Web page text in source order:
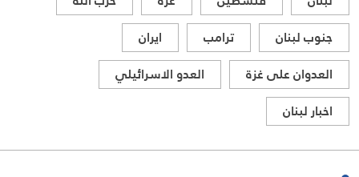
جنوب لبنان
ترامب
ايران
العدوان على غزة
العدو الاسرائيلي
اخبار لبنان